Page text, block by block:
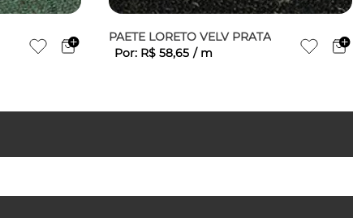
PAETE LORETO VELV PRATA
Por: R$ 58,65 / m